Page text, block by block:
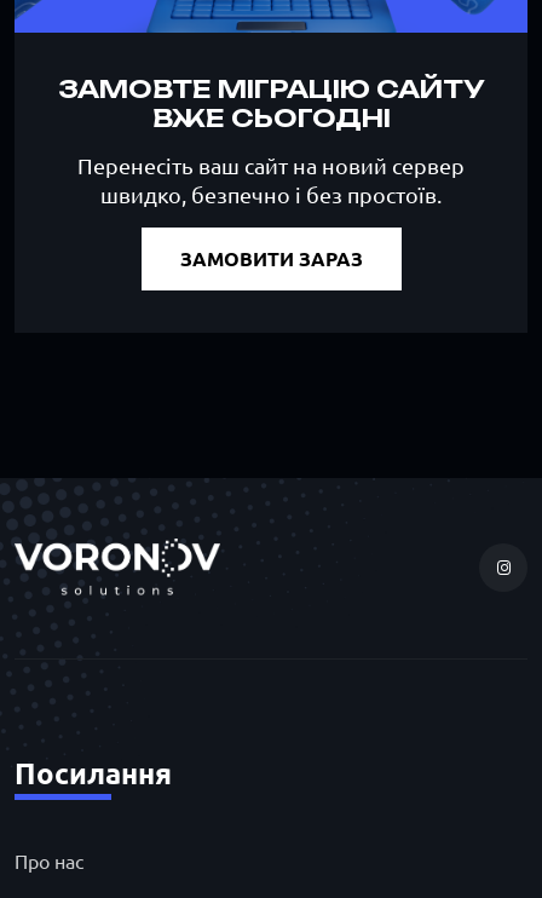
ЗАМОВТЕ МІГРАЦІЮ САЙТУ
ВЖЕ СЬОГОДНІ
Перенесіть ваш сайт на новий сервер
швидко, безпечно і без простоїв.
ЗАМОВИТИ ЗАРАЗ
Посилання
Про нас